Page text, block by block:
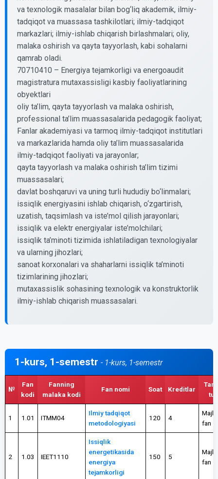
va texnologik masalalar bilan bog‘liq akademik, ilmiy-
tadqiqot va muassasa tashkilotlari; ilmiy-tadqiqot
markazlari; ilmiy-ishlab chiqarish birlashmalari; oliy,
malaka oshirish va qayta tayyorlash, kabi sohalarni
qamrab oladi.
70710410 – Energiya tejamkorligi va energoaudit
magistratura mutaxassisligi kasbiy faoliyatlarining
obyektlari
oliy ta’lim, qayta tayyorlash va malaka oshirish,
professional ta’lim muassasalarida pedagogik faoliyat;
Fanlar akademiyasi va tarmoq ilmiy-tadqiqot institutlari
va markazlarida hamda oliy ta’lim muassasalarida
ilmiy-tadqiqot faoliyati va jarayonlar;
qayta tayyorlash va malaka oshirish ta’lim tizimi
muassasalari;
davlat boshqaruvi va uning turli hududiy bo‘linmalari;
issiqlik energiyasini ishlab chiqarish, o‘zgartirish,
uzatish, taqsimlash va iste’mol qilish jarayonlari;
issiqlik va elektr energiyalar iste’molchilari;
issiqlik ta’minoti tizimida ishlatiladigan texnologiyalar
va ularning jihozlari;
sanoat korxonalari va shaharlarni issiqlik ta’minoti
tizimlarining jihozlari;
mutaxassislik sohasining texnologik va konstruktorlik
ilmiy-ishlab chiqarish muassasalari.
1-kurs, 1-semestr - 1-kurs, 1-semestr
№
Fan
kodi
Fanning
malaka kodi
Fan nomi Soat Kreditlar
1 1.01 ITMM04
Ilmiy tadqiqot
metodologiyasi
120 4
fan
2 1.03 IEET1110
Issiqlik
energetikasida
energiya
tejamkorligi
150 5
fan